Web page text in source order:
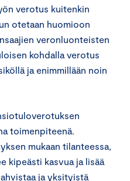
verotus kuitenkin
otetaan huomioon
veronluonteisten
kohdalla verotus
ja enimmillään noin
toimenpiteenä.
mukaan tilanteessa,
kipeästi kasvua ja lisää
ja yksityistä